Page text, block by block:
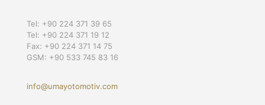
Tel: +90 224 371 39 65
Tel: +90 224 371 19 12
Fax: +90 224 371 14 75
GSM: +90 533 745 83 16
info@umayotomotiv.com